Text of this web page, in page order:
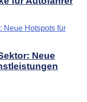
Neue